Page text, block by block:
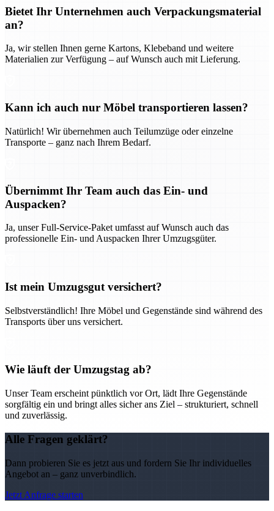
Bietet Ihr Unternehmen auch Verpackungsmaterial
an?
Ja, wir stellen Ihnen gerne Kartons, Klebeband und weitere
Materialien zur Verfügung – auf Wunsch auch mit Lieferung.
Kann ich auch nur Möbel transportieren lassen?
Natürlich! Wir übernehmen auch Teilumzüge oder einzelne
Transporte – ganz nach Ihrem Bedarf.
Übernimmt Ihr Team auch das Ein- und
Auspacken?
Ja, unser Full-Service-Paket umfasst auf Wunsch auch das
professionelle Ein- und Auspacken Ihrer Umzugsgüter.
Ist mein Umzugsgut versichert?
Selbstverständlich! Ihre Möbel und Gegenstände sind während des
Transports über uns versichert.
Wie läuft der Umzugstag ab?
Unser Team erscheint pünktlich vor Ort, lädt Ihre Gegenstände
sorgfältig ein und bringt alles sicher ans Ziel – strukturiert, schnell
und zuverlässig.
Alle Fragen geklärt?
Dann probieren Sie es jetzt aus und fordern Sie Ihr individuelles
Angebot an – ganz unverbindlich.
Jetzt Anfrage starten